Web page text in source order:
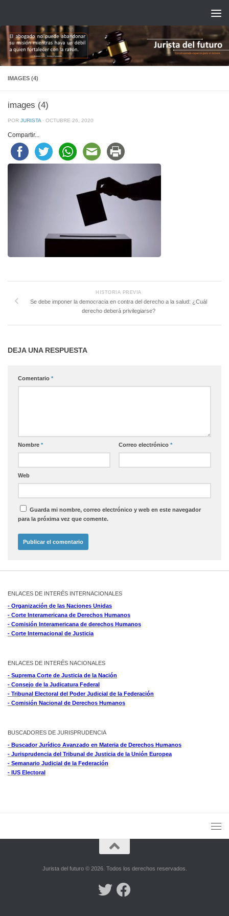
IMAGES (4)
images (4)
POR JURISTA · OCTUBRE 26, 2020
Compartir...
HISTORIA PREVIA
Se debe imponer la democracia en contra del derecho a la salud: ¿Cuál
derecho deberá privilegiarse?
DEJA UNA RESPUESTA
Comentario *
Nombre * Correo electrónico *
Web
Guarda mi nombre, correo electrónico y web en este navegador
para la próxima vez que comente.
ENLACES DE INTERÉS INTERNACIONALES
- Organización de las Naciones Unidas
- Corte Interamericana de Derechos Humanos
- Comisión Interamericana de derechos Humanos
- Corte Internacional de Justicia
ENLACES DE INTERÉS NACIONALES
- Suprema Corte de Justicia de la Nación
- Consejo de la Judicatura Federal
- Tribunal Electoral del Poder Judicial de la Federación
- Comisión Nacional de Derechos Humanos
BUSCADORES DE JURISPRUDENCIA
- Buscador Jurídico Avanzado en Materia de Derechos Humanos
- Jurisprudencia del Tribunal de Justicia de la Unión Europea
- Semanario Judicial de la Federación
- IUS Electoral
Jurista del futuro © 2026. Todos los derechos reservados.